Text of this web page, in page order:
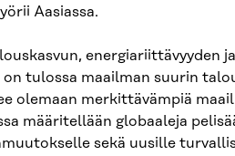
Aasiassa.
energiariittävyyden
tulossa maailman suurin
olemaan merkittävämpiä
määritellään globaaleja
sekä uusille